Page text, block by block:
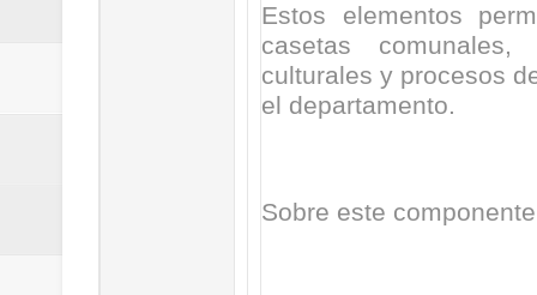
ReGioNetNoticias / Altas
ReGionetNoticias / REPORTE
Regionetnoticias / En solo dos
Estos elementos
casetas comunales,
culturales y procesos
el departamento.
Sobre este